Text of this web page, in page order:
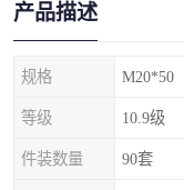
产品描述
规格 M20*50
等级 10.9级
件装数量 90套